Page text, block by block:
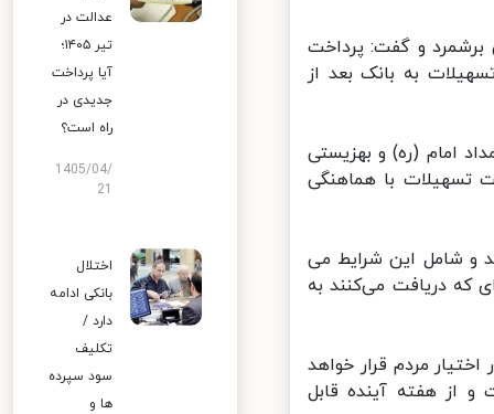
و گفت: پرداخت
اصل مبلغ تسهیلات به بانک بعد از
امام (ره) و بهزیستی
تسهیلات با هماهنگی
و شامل این شرایط می
که دریافت می‌کنند به
مردم قرار خواهد
هفته آینده قابل
عدالت در
تیر ۱۴۰۵؛
آیا پرداخت
جدیدی در
راه است؟
1405/04/
اختلال
بانکی ادامه
دارد /
تکلیف
سود سپرده
ها و